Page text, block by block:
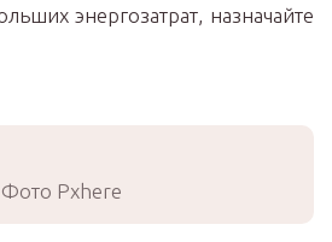
энергозатрат, назначайте
Фото Pxhere